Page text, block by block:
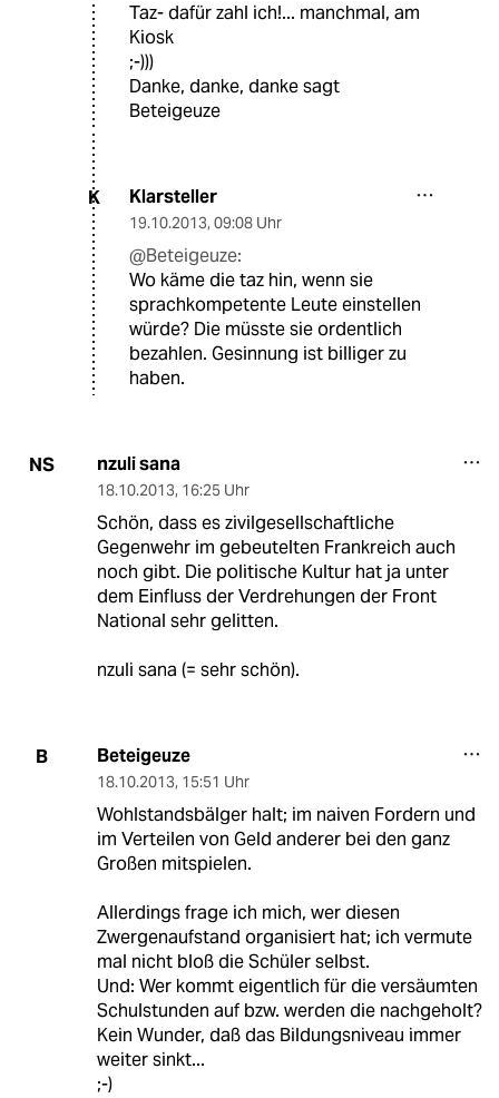
Taz- dafür zahl ich!... manchmal, am
Kiosk
;-)))
Danke, danke, danke sagt
Beteigeuze
K Klarsteller
19.10.2013, 09:08 Uhr
@Beteigeuze:
Wo käme die taz hin, wenn sie
sprachkompetente Leute einstellen
würde? Die müsste sie ordentlich
bezahlen. Gesinnung ist billiger zu
haben.
NS nzuli sana
18.10.2013, 16:25 Uhr
Schön, dass es zivilgesellschaftliche
Gegenwehr im gebeutelten Frankreich auch
noch gibt. Die politische Kultur hat ja unter
dem Einfluss der Verdrehungen der Front
National sehr gelitten.
nzuli sana (= sehr schön).
B Beteigeuze
18.10.2013, 15:51 Uhr
Wohlstandsbälger halt; im naiven Fordern und
im Verteilen von Geld anderer bei den ganz
Großen mitspielen.
Allerdings frage ich mich, wer diesen
Zwergenaufstand organisiert hat; ich vermute
mal nicht bloß die Schüler selbst.
Und: Wer kommt eigentlich für die versäumten
Schulstunden auf bzw. werden die nachgeholt?
Kein Wunder, daß das Bildungsniveau immer
weiter sinkt...
;-)